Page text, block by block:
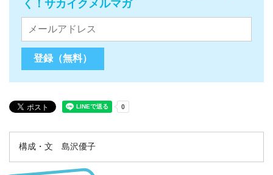
く！サカイクメルマガ
構成・文 島沢優子